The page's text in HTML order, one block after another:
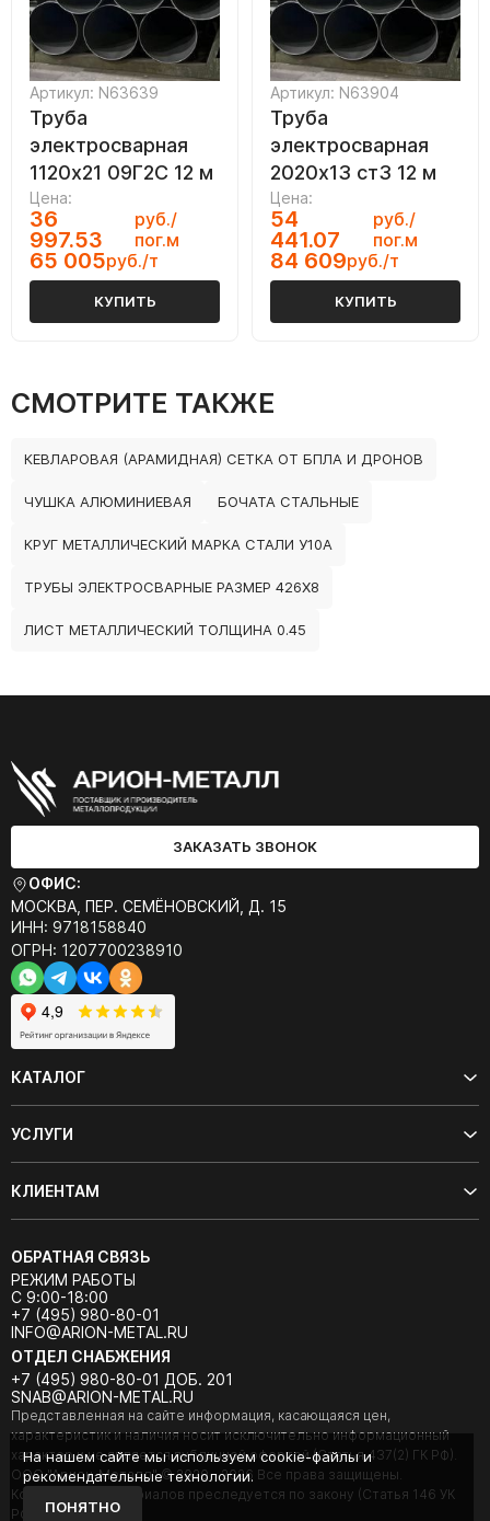
Артикул: N63639
Труба
электросварная
1120х21 09Г2С 12 м
Цена:
36
997.53
руб./
пог.м
65 005руб./т
КУПИТЬ
Артикул: N63904
Труба
электросварная
2020х13 ст3 12 м
Цена:
54
441.07
руб./
пог.м
84 609руб./т
КУПИТЬ
СМОТРИТЕ ТАКЖЕ
КЕВЛАРОВАЯ (АРАМИДНАЯ) СЕТКА ОТ БПЛА И ДРОНОВ
ЧУШКА АЛЮМИНИЕВАЯ БОЧАТА СТАЛЬНЫЕ
КРУГ МЕТАЛЛИЧЕСКИЙ МАРКА СТАЛИ У10А
ТРУБЫ ЭЛЕКТРОСВАРНЫЕ РАЗМЕР 426Х8
ЛИСТ МЕТАЛЛИЧЕСКИЙ ТОЛЩИНА 0.45
ЗАКАЗАТЬ ЗВОНОК
ОФИС:
МОСКВА, ПЕР. СЕМЁНОВСКИЙ, Д. 15
ИНН: 9718158840
ОГРН: 1207700238910
КАТАЛОГ
УСЛУГИ
КЛИЕНТАМ
ОБРАТНАЯ СВЯЗЬ
РЕЖИМ РАБОТЫ
С 9:00-18:00
+7 (495) 980-80-01
INFO@ARION-METAL.RU
ОТДЕЛ СНАБЖЕНИЯ
+7 (495) 980-80-01 ДОБ. 201
SNAB@ARION-METAL.RU
Представленная на сайте информация, касающаяся цен,
характеристик и наличия носит исключительно информационный
характер и не является публичной офертой (Статья 437(2) ГК РФ).
ООО "Арион-Металл" © 2020 - 2026 Все права защищены.
Копирование материалов преследуется по закону (Статья 146 УК
РФ).
На нашем сайте мы используем cookie-файлы и
рекомендательные технологии.
ПОНЯТНО